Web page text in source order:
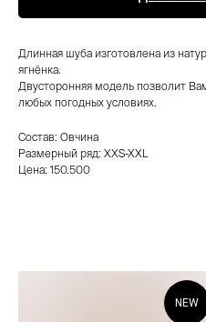
Длинная шуба изготовлена из
ягнёнка.
Двусторонняя модель позволит
любых погодных условиях.
Состав: Овчина
Размерный ряд: XXS-XXL
Цена: 150.500
NEW